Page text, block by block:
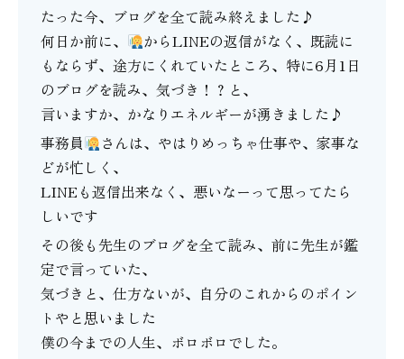
たった今、ブログを全て読み終えました♪
何日か前に、
からLINEの返信がなく、既読に
もならず、途方にくれていたところ、特に6月1日
のブログを読み、気づき！？と、
言いますか、かなりエネルギーが湧きました♪
事務員
さんは、やはりめっちゃ仕事や、家事な
どが忙しく、
LINEも返信出来なく、悪いなーって思ってたら
しいです
その後も先生のブログを全て読み、前に先生が鑑
定で言っていた、
気づきと、仕方ないが、自分のこれからのポイン
トやと思いました
僕の今までの人生、ボロボロでした。